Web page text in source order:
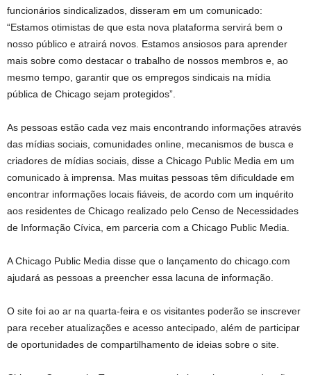
funcionários sindicalizados, disseram em um comunicado:
“Estamos otimistas de que esta nova plataforma servirá bem o
nosso público e atrairá novos. Estamos ansiosos para aprender
mais sobre como destacar o trabalho de nossos membros e, ao
mesmo tempo, garantir que os empregos sindicais na mídia
pública de Chicago sejam protegidos”.
As pessoas estão cada vez mais encontrando informações através
das mídias sociais, comunidades online, mecanismos de busca e
criadores de mídias sociais, disse a Chicago Public Media em um
comunicado à imprensa. Mas muitas pessoas têm dificuldade em
encontrar informações locais fiáveis, de acordo com um inquérito
aos residentes de Chicago realizado pelo Censo de Necessidades
de Informação Cívica, em parceria com a Chicago Public Media.
A Chicago Public Media disse que o lançamento do chicago.com
ajudará as pessoas a preencher essa lacuna de informação.
O site foi ao ar na quarta-feira e os visitantes poderão se inscrever
para receber atualizações e acesso antecipado, além de participar
de oportunidades de compartilhamento de ideias sobre o site.